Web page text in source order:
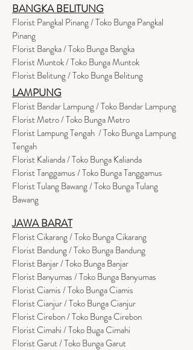
BANGKA BELITUNG
Florist Pangkal Pinang / Toko Bunga Pangkal
Pinang
Florist Bangka / Toko Bunga Bangka
Florist Muntok / Toko Bunga Muntok
Florist Belitung / Toko Bunga Belitung
LAMPUNG
Florist Bandar Lampung / Toko Bandar Lampung
Florist Metro / Toko Bunga Metro
Florist Lampung Tengah / Toko Bunga Lampung
Tengah
Florist Kalianda / Toko Bunga Kalianda
Florist Tanggamus / Toko Bunga Tanggamus
Florist Tulang Bawang / Toko Bunga Tulang
Bawang
JAWA BARAT
Florist Cikarang/ Toko Bunga Cikarang
Florist Bandung / Toko Bunga Bandung
Florist Banjar / Toko Bunga Banjar
Florist Banyumas / Toko Bunga Banyumas
Florist Ciamis / Toko Bunga Ciamis
Florist Cianjur / Toko Bunga Cianjur
Florist Cirebon / Toko Bunga Cirebon
Florist Cimahi / Toko Buga Cimahi
Florist Garut / Toko Bunga Garut